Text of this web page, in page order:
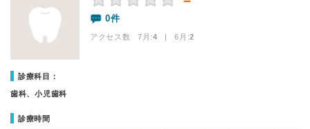
0件
アクセス数 7月:4 | 6月:2
診療科目：
歯科、小児歯科
診療時間